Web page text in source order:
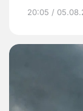
20:05 /